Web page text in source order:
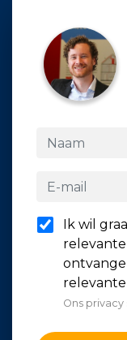
Ik wil
Ons